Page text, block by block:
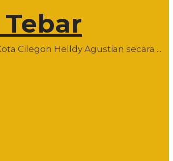
Cilegon Helldy Agustian secara ...